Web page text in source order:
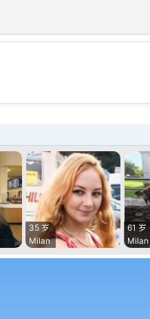
💕
35 岁
Milan
61 岁
Milan